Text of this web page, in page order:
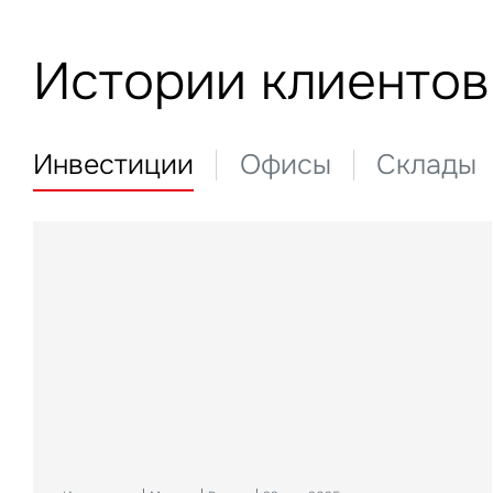
Истории клиентов
Инвестиции Офисы Склады
Отели